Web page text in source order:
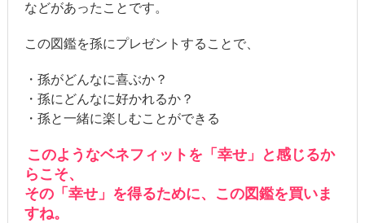
などがあったことです。
この図鑑を孫にプレゼントすることで、
・孫がどんなに喜ぶか？
・孫にどんなに好かれるか？
・孫と一緒に楽しむことができる
このようなベネフィットを「幸せ」と感じるか
らこそ、
その「幸せ」を得るために、この図鑑を買いま
すね。